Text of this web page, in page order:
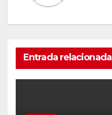
Entrada relacionada